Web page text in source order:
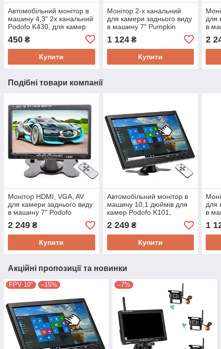
Автомобільний монітор в
машину 4,3" 2х канальний
Podofo K430, для камер
заднього виду, 480х272,
AV х 2, 12 В
450 ₴
Купити
Монітор 2-х канальний
для камери заднього виду
в машину 7" Pumpkin
Y0219, 1024х600, AV х 2,
12В
1 124₴
Купити
для
в
12 В
2
Подібні товари компанії
Монітор HDMI, VGA, AV
для камери заднього виду
в машину 7" Podofo
K0106, 1024х600, AV х 2,
12 В
2 249 ₴
Купити
Автомобільний монітор в
машину 10,1 дюймів для
камер Podofo K101,
1024х600, VGA, BNC,
USB, HDMI, AV
2 249₴
Купити
для
в
12В
1
Акційні пропозиції та новинки
FPV 10" –15% –7%